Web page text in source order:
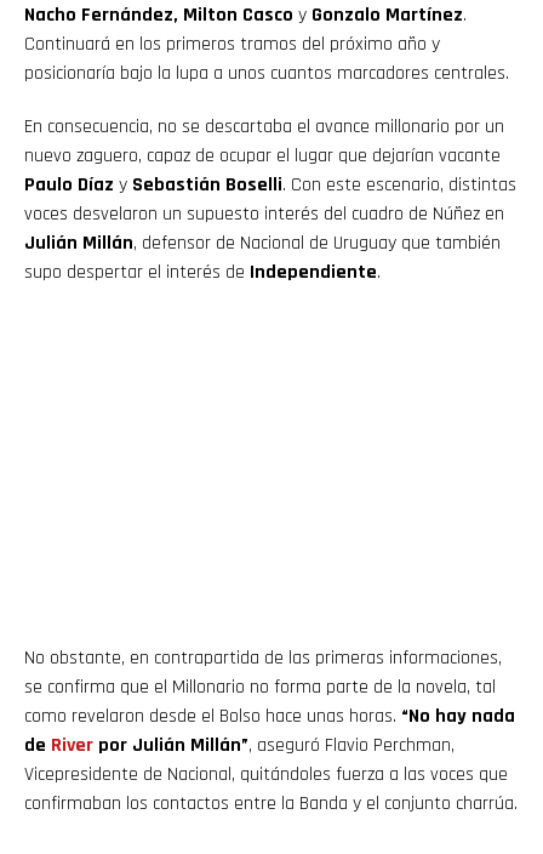
Nacho Fernández, Milton Casco y Gonzalo Martínez.
Continuará en los primeros tramos del próximo año y
posicionaría bajo la lupa a unos cuantos marcadores centrales.
En consecuencia, no se descartaba el avance millonario por un
nuevo zaguero, capaz de ocupar el lugar que dejarían vacante
Paulo Díaz y Sebastián Boselli. Con este escenario, distintas
voces desvelaron un supuesto interés del cuadro de Núñez en
Julián Millán, defensor de Nacional de Uruguay que también
supo despertar el interés de Independiente.
No obstante, en contrapartida de las primeras informaciones,
se confirma que el Millonario no forma parte de la novela, tal
como revelaron desde el Bolso hace unas horas. “No hay nada
de River por Julián Millán”, aseguró Flavio Perchman,
Vicepresidente de Nacional, quitándoles fuerza a las voces que
confirmaban los contactos entre la Banda y el conjunto charrúa.